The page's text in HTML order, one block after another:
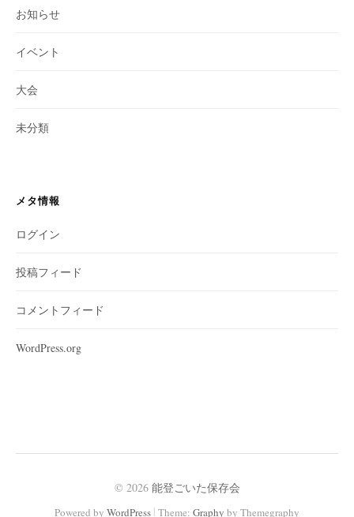
お知らせ
イベント
大会
未分類
メタ情報
ログイン
投稿フィード
コメントフィード
WordPress.org
© 2026 能登ごいた保存会
Powered by WordPress | Theme: Graphy by Themegraphy